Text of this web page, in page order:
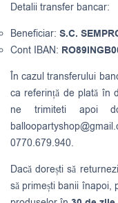
Detalii transfer bancar:
Beneficiar: S.C.
Cont IBAN:
În cazul transferului
ca referință de plată în
ne trimiteti apoi
0770.679.940.
Dacă dorești să
să primești banii înapoi,